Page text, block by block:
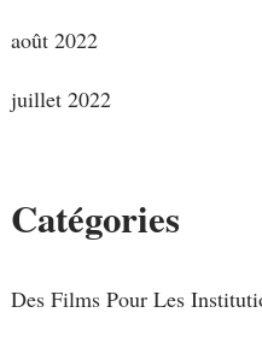
août 2022
juillet 2022
Catégories
Des Films Pour Les